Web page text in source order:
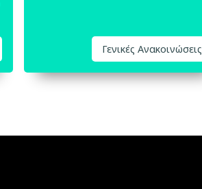
Γενικές Ανακοινώσεις